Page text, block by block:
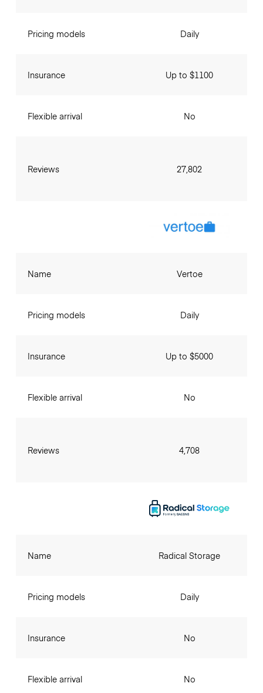
Pricing models
Insurance
Flexible arrival
Reviews
Daily
Up to $1100
No
27,802
Name
Pricing models
Insurance
Flexible arrival
Reviews
Vertoe
Daily
Up to $5000
No
4,708
Name
Pricing models
Insurance
Flexible arrival
Radical Storage
Daily
No
No